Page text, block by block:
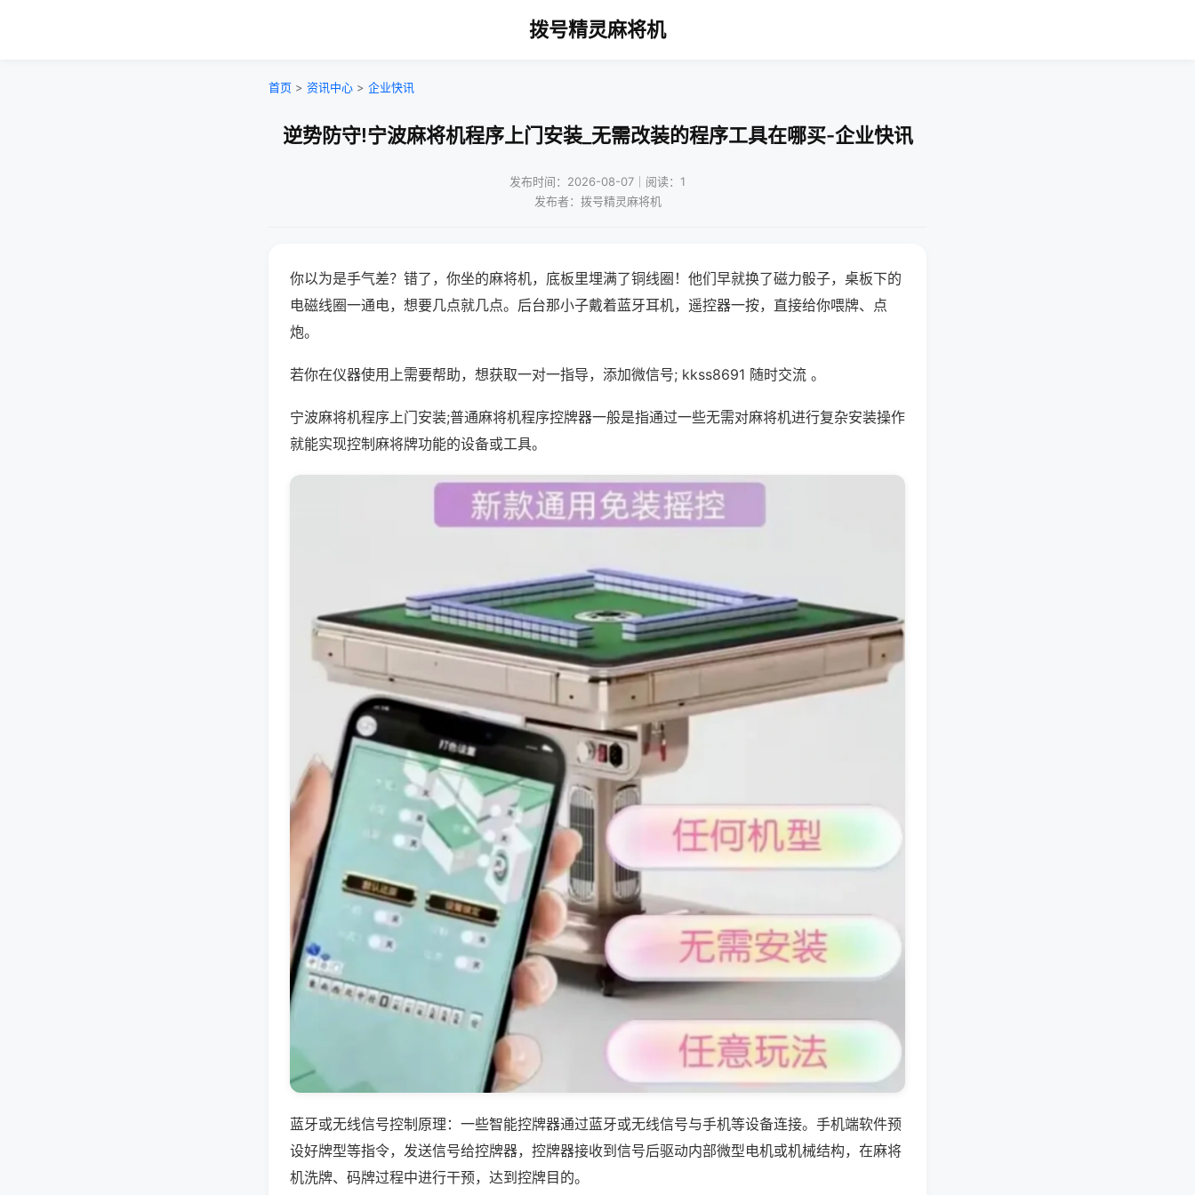
拨号精灵麻将机
首页 > 资讯中心 > 企业快讯
逆势防守!宁波麻将机程序上门安装_无需改装的程序工具在哪买-企业快讯
发布时间：2026-08-07｜阅读：1
发布者：拨号精灵麻将机
你以为是手气差？错了，你坐的麻将机，底板里埋满了铜线圈！他们早就换了磁力骰子，桌板下的
电磁线圈一通电，想要几点就几点。后台那小子戴着蓝牙耳机，遥控器一按，直接给你喂牌、点
炮。
若你在仪器使用上需要帮助，想获取一对一指导，添加微信号; kkss8691 随时交流 。
宁波麻将机程序上门安装;普通麻将机程序控牌器一般是指通过一些无需对麻将机进行复杂安装操作
就能实现控制麻将牌功能的设备或工具。
蓝牙或无线信号控制原理：一些智能控牌器通过蓝牙或无线信号与手机等设备连接。手机端软件预
设好牌型等指令，发送信号给控牌器，控牌器接收到信号后驱动内部微型电机或机械结构，在麻将
机洗牌、码牌过程中进行干预，达到控牌目的。